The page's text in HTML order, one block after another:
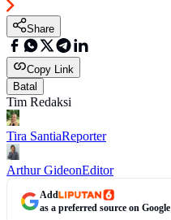
Share
Copy Link
Batal
Tim Redaksi
Tira SantiaReporter
Arthur GideonEditor
Add
as a preferred source on Google